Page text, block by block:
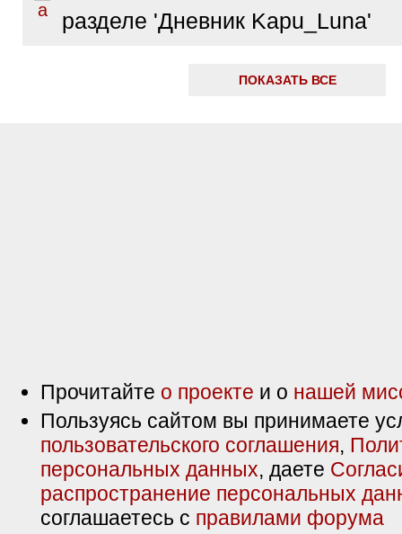
разделе 'Дневник Kapu_Luna'
ПОКАЗАТЬ ВСЕ
Прочитайте о проекте и о нашей
Пользуясь сайтом вы принимаете
пользовательского соглашения,
персональных данных, даете
распространение персональных
соглашаетесь с правилами форума